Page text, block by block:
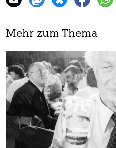
Mehr zum Thema